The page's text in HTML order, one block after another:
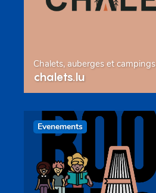
Chalets, auberges et campings
chalets.lu
Evenements